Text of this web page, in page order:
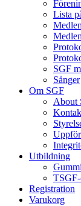
Lista
SGF
Sånger
Om SGF
About
Utbildning
Registration
Varukorg